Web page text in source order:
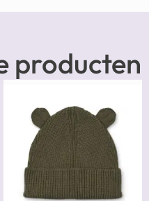
producten